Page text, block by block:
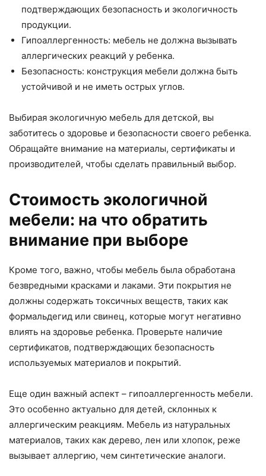
подтверждающих безопасность и экологичность
продукции.
Гипоаллергенность: мебель не должна вызывать
аллергических реакций у ребенка.
Безопасность: конструкция мебели должна быть
устойчивой и не иметь острых углов.
Выбирая экологичную мебель для детской, вы
заботитесь о здоровье и безопасности своего ребенка.
Обращайте внимание на материалы, сертификаты и
производителей, чтобы сделать правильный выбор.
Стоимость экологичной
мебели: на что обратить
внимание при выборе
Кроме того, важно, чтобы мебель была обработана
безвредными красками и лаками. Эти покрытия не
должны содержать токсичных веществ, таких как
формальдегид или свинец, которые могут негативно
влиять на здоровье ребенка. Проверьте наличие
сертификатов, подтверждающих безопасность
используемых материалов и покрытий.
Еще один важный аспект – гипоаллергенность мебели.
Это особенно актуально для детей, склонных к
аллергическим реакциям. Мебель из натуральных
материалов, таких как дерево, лен или хлопок, реже
вызывает аллергию, чем синтетические аналоги.